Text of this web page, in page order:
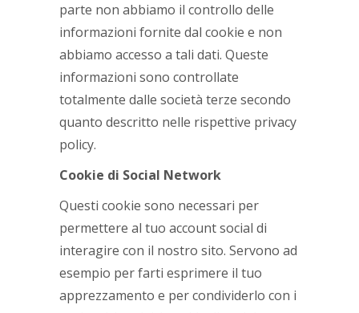
parte non abbiamo il controllo delle
informazioni fornite dal cookie e non
abbiamo accesso a tali dati. Queste
informazioni sono controllate
totalmente dalle società terze secondo
quanto descritto nelle rispettive privacy
policy.
Cookie di Social Network
Questi cookie sono necessari per
permettere al tuo account social di
interagire con il nostro sito. Servono ad
esempio per farti esprimere il tuo
apprezzamento e per condividerlo con i